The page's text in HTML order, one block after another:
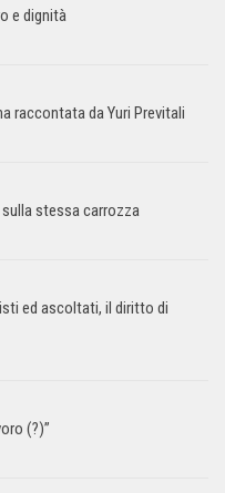
e dignità
raccontata da Yuri Previtali
stessa carrozza
ed ascoltati, il diritto di
(?)”